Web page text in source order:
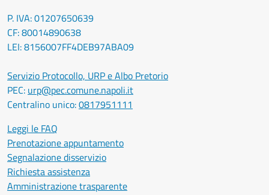
P. IVA: 01207650639
CF: 80014890638
LEI: 8156007FF4DEB97ABA09
Servizio Protocollo, URP e Albo Pretorio
PEC: urp@pec.comune.napoli.it
Centralino unico:0817951111
Leggi le FAQ
Prenotazione appuntamento
Segnalazione disservizio
Richiesta assistenza
Amministrazione trasparente